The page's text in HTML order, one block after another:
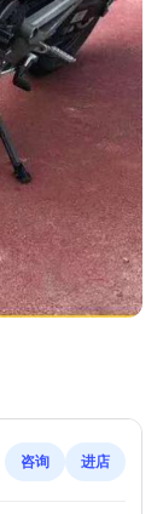
咨询 进店